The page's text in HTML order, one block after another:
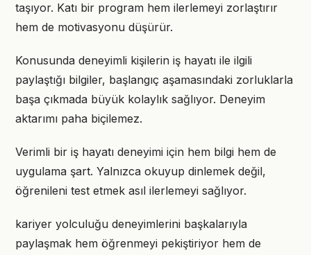
taşıyor. Katı bir program hem ilerlemeyi zorlaştırır
hem de motivasyonu düşürür.
Konusunda deneyimli kişilerin iş hayatı ile ilgili
paylaştığı bilgiler, başlangıç aşamasındaki zorluklarla
başa çıkmada büyük kolaylık sağlıyor. Deneyim
aktarımı paha biçilemez.
Verimli bir iş hayatı deneyimi için hem bilgi hem de
uygulama şart. Yalnızca okuyup dinlemek değil,
öğrenileni test etmek asıl ilerlemeyi sağlıyor.
kariyer yolculuğu deneyimlerini başkalarıyla
paylaşmak hem öğrenmeyi pekiştiriyor hem de